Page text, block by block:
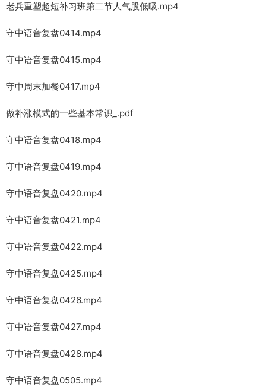
老兵重塑超短补习班第二节人气股低吸.mp4
守中语音复盘0414.mp4
守中语音复盘0415.mp4
守中周末加餐0417.mp4
做补涨模式的一些基本常识_.pdf
守中语音复盘0418.mp4
守中语音复盘0419.mp4
守中语音复盘0420.mp4
守中语音复盘0421.mp4
守中语音复盘0422.mp4
守中语音复盘0425.mp4
守中语音复盘0426.mp4
守中语音复盘0427.mp4
守中语音复盘0428.mp4
守中语音复盘0505.mp4